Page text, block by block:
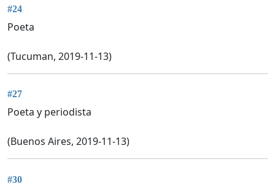
#24
Poeta
(Tucuman, 2019-11-13)
#27
Poeta y periodista
(Buenos Aires, 2019-11-13)
#30